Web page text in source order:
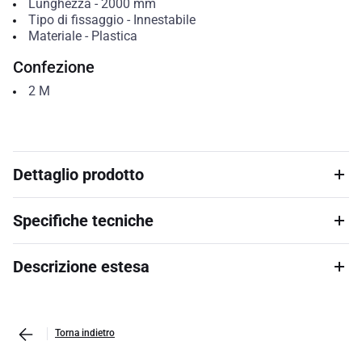
Lunghezza - 2000 mm
Tipo di fissaggio- Innestabile
Materiale- Plastica
Confezione
2 M
Dettaglio prodotto
Specifiche tecniche
Descrizione estesa
Torna indietro